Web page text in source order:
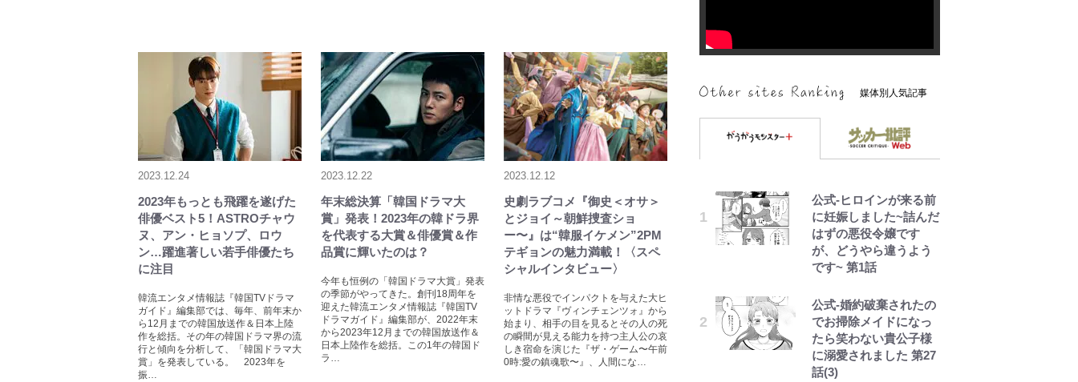
2023.12.24
2023年もっとも飛躍を遂げた
俳優ベスト5！ASTROチャウ
ヌ、アン・ヒョソプ、ロウ
ン…躍進著しい若手俳優たち
に注目
韓流エンタメ情報誌『韓国TVドラマ
ガイド』編集部では、毎年、前年末か
ら12月までの韓国放送作＆日本上陸
作を総括。その年の韓国ドラマ界の流
行と傾向を分析して、「韓国ドラマ大
賞」を発表している。 2023年を
振…
2023.12.22
年末総決算「韓国ドラマ大
賞」発表！2023年の韓ドラ界
を代表する大賞＆俳優賞＆作
品賞に輝いたのは？
今年も恒例の「韓国ドラマ大賞」発表
の季節がやってきた。創刊18周年を
迎えた韓流エンタメ情報誌『韓国TV
ドラマガイド』編集部が、2022年末
から2023年12月までの韓国放送作＆
日本上陸作を総括。この1年の韓国ド
ラ…
2023.12.12
史劇ラブコメ『御史＜オサ＞
とジョイ～朝鮮捜査ショ
ー〜』は“韓服イケメン”2PM
テギョンの魅力満載！〈スペ
シャルインタビュー〉
非情な悪役でインパクトを与えた大ヒ
ットドラマ『ヴィンチェンツォ』から
始まり、相手の目を見るとその人の死
の瞬間が見える能力を持つ主人公の哀
しき宿命を演じた『ザ・ゲーム〜午前
0時:愛の鎮魂歌〜』、人間にな…
媒体別人気記事
公式-ヒロインが来る前
に妊娠しました~詰んだ
はずの悪役令嬢です
が、どうやら違うよう
です~ 第1話
公式-婚約破棄されたの
でお掃除メイドになっ
たら笑わない貴公子様
に溺愛されました 第27
話(3)